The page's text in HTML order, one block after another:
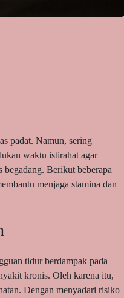
padat. Namun, sering
waktu istirahat agar
Berikut beberapa
menjaga stamina dan
tidur berdampak pada
kronis. Oleh karena itu,
Dengan menyadari risiko